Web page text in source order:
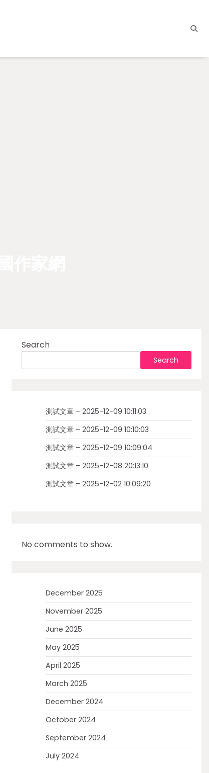
Search
Search
測試文章 – 2025-12-09 10:11:03
測試文章 – 2025-12-09 10:10:03
測試文章 – 2025-12-09 10:09:04
測試文章 – 2025-12-08 20:13:10
測試文章 – 2025-12-02 10:09:20
No comments to show.
December 2025
November 2025
June 2025
May 2025
April 2025
March 2025
December 2024
October 2024
September 2024
July 2024